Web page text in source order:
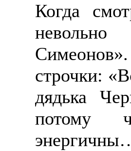
Когда
невольно
строчки:
дядька
потому